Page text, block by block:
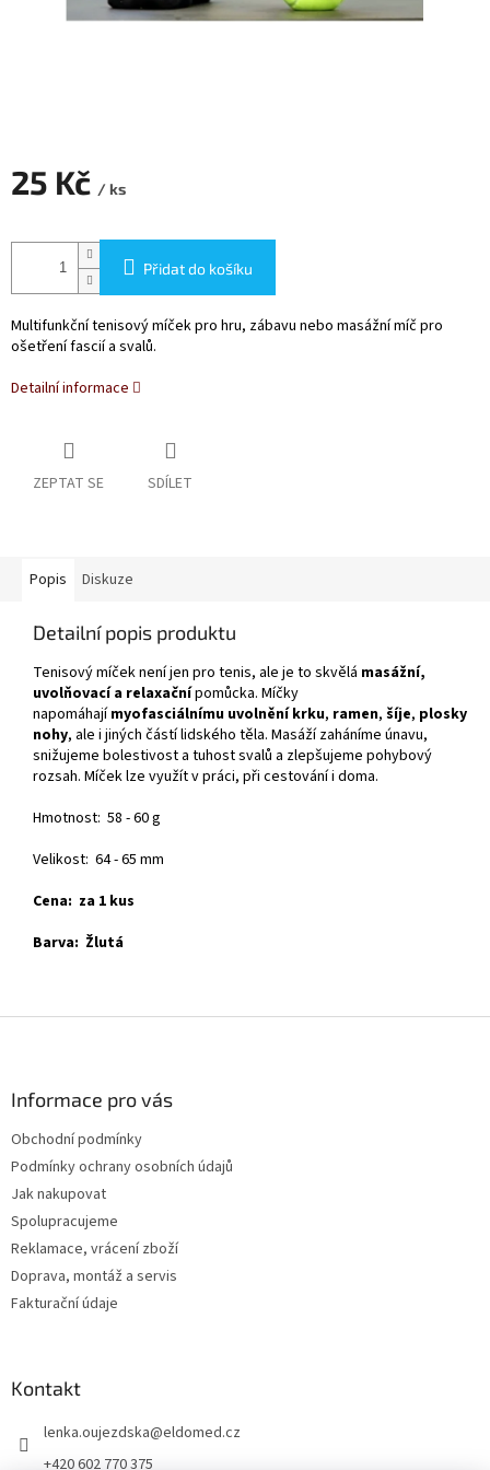
25 Kč / ks
cena:
Přidat do košíku
Multifunkční tenisový míček pro hru, zábavu nebo masážní míč pro
ošetření fascií a svalů.
Detailní informace
ZEPTAT SE SDÍLET
Popis Diskuze
Detailní popis produktu
Tenisový míček není jen pro tenis, ale je to skvělá masážní,
uvolňovací a relaxačnípomůcka. Míčky
napomáhajímyofasciálnímu uvolnění krku, ramen, šíje, plosky
nohy, ale i jiných částí lidského těla. Masáží zaháníme únavu,
snižujeme bolestivost a tuhost svalů a zlepšujeme pohybový
rozsah. Míček lze využít v práci, při cestování i doma.
Hmotnost: 58 - 60 g
Velikost: 64 - 65 mm
Cena: za 1 kus
Barva: Žlutá
Informace pro vás
Obchodní podmínky
Podmínky ochrany osobních údajů
Jak nakupovat
Spolupracujeme
Reklamace, vrácení zboží
Doprava, montáž a servis
Fakturační údaje
Kontakt
lenka.oujezdska@eldomed.cz
+420 602 770 375